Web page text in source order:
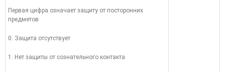
Первая цифра означает защиту от посторонних
предметов
0. Защита отсутствует
1. Нет защиты от сознательного контакта